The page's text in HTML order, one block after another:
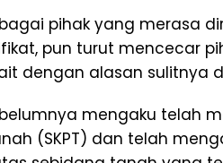
pihak yang merasa
pun turut mencecar
dengan alasan sulitnya
mengaku telah
(SKPT) dan telah